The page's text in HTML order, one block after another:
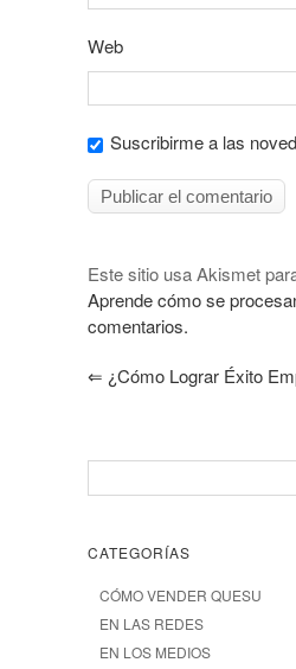
Web
Suscribirme a las
Este sitio usa Akismet
Aprende cómo se
comentarios.
⇐ ¿Cómo Lograr Éxito
CATEGORÍAS
CÓMO VENDER QUESU
EN LAS REDES
EN LOS MEDIOS